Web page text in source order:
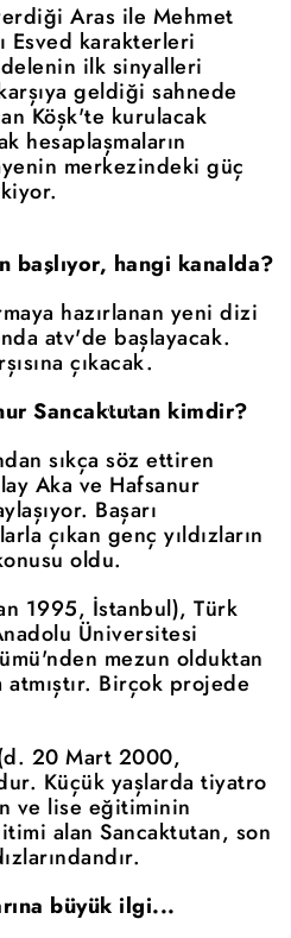
Aras ile Mehmet
Esved karakterleri
ilk sinyalleri
geldiği sahnede
Köşk'te kurulacak
hesaplaşmaların
merkezindeki güç
başlıyor, hangi kanalda?
hazırlanan yeni dizi
atv'de başlayacak.
çıkacak.
Sancaktutan kimdir?
sıkça söz ettiren
Aka ve Hafsanur
Başarı
çıkan genç yıldızların
oldu.
1995, İstanbul), Türk
Üniversitesi
mezun olduktan
Birçok projede
20 Mart 2000,
Küçük yaşlarda tiyatro
ve lise eğitiminin
alan Sancaktutan, son
büyük ilgi...